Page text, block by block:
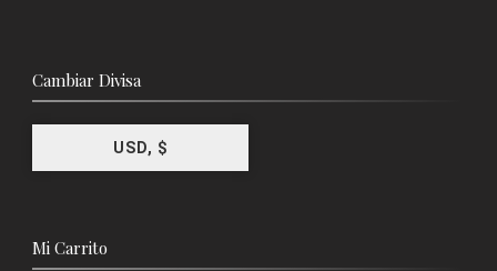
Cambiar Divisa
USD, $
Mi Carrito